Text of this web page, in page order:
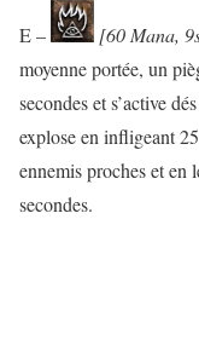
E – [60 Mana,
moyenne portée, un
secondes et s’active
explose en infligeant
ennemis proches et en
secondes.